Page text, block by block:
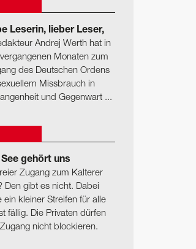
Leserin, lieber Leser,
Andrej Werth hat in
Monaten zum
des Deutschen Ordens
Missbrauch in
und Gegenwart ...
gehört uns
Zugang zum Kalterer
Den gibt es nicht. Dabei
ein kleiner Streifen für alle
fällig. Die Privaten dürfen
nicht blockieren.